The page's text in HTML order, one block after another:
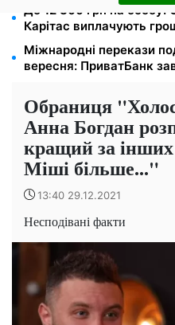
До 12 300 грн на особу:
Карітас виплачують
Міжнародні перекази
вересня: ПриватБанк
Обраниця
Анна Богдан
кращий за
Міші більше..."
13:40 29.12.2021
Несподівані факти